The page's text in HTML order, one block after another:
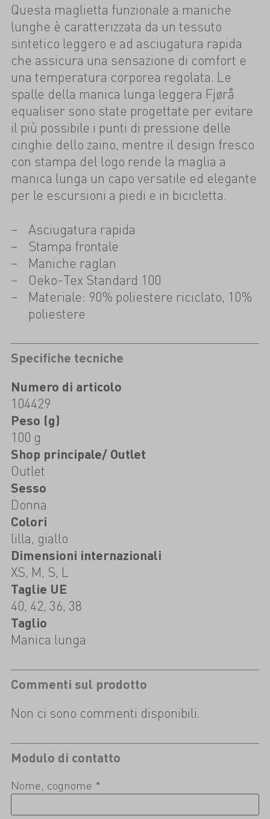
Questa maglietta funzionale a maniche
lunghe è caratterizzata da un tessuto
sintetico leggero e ad asciugatura rapida
che assicura una sensazione di comfort e
una temperatura corporea regolata. Le
spalle della manica lunga leggera Fjørå
equaliser sono state progettate per evitare
il più possibile i punti di pressione delle
cinghie dello zaino, mentre il design fresco
con stampa del logo rende la maglia a
manica lunga un capo versatile ed elegante
per le escursioni a piedi e in bicicletta.
Asciugatura rapida
Stampa frontale
Maniche raglan
Oeko-Tex Standard 100
Materiale: 90% poliestere riciclato, 10%
poliestere
Specifiche tecniche
Numero di articolo
104429
Peso (g)
100 g
Shop principale/ Outlet
Outlet
Sesso
Donna
Colori
lilla, giallo
Dimensioni internazionali
XS, M, S, L
Taglie UE
40, 42, 36, 38
Taglio
Manica lunga
Commenti sul prodotto
Non ci sono commenti disponibili.
Modulo di contatto
Nome, cognome *